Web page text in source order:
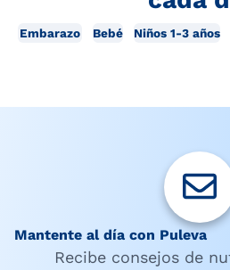
Embarazo Bebé Niños 1-3 años
Mantente al día con Puleva
Recibe consejos de